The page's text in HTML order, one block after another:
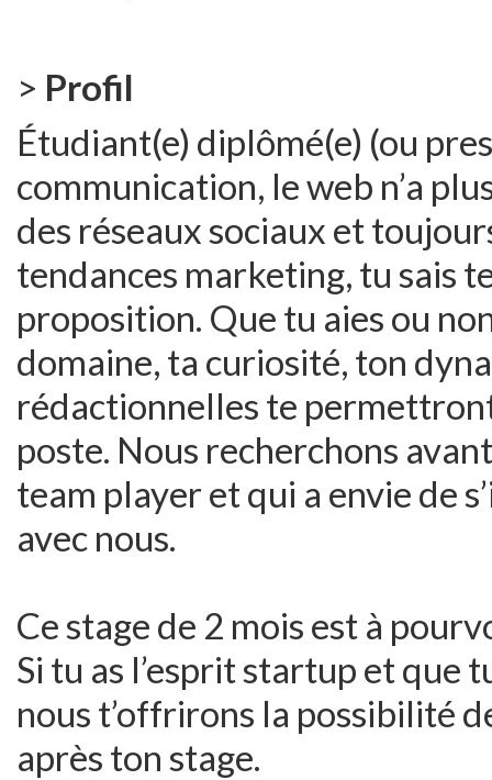
> Profil
Étudiant(e) diplômé(e) (ou
communication, le web n’a
des réseaux sociaux et
tendances marketing, tu sais
proposition. Que tu aies ou
domaine, ta curiosité, ton
rédactionnelles te
poste. Nous recherchons
team player et qui a envie de
avec nous.
Ce stage de 2 mois est à
Si tu as l’esprit startup et que
nous t’offrirons la possibilité
après ton stage.